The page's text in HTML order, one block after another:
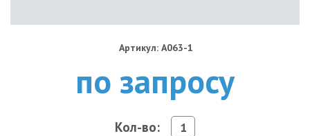
Артикул: A063-1
по запросу
Кол-во: